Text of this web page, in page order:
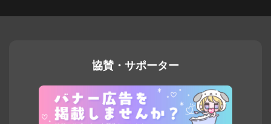
協賛・サポーター